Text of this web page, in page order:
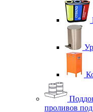
проливов